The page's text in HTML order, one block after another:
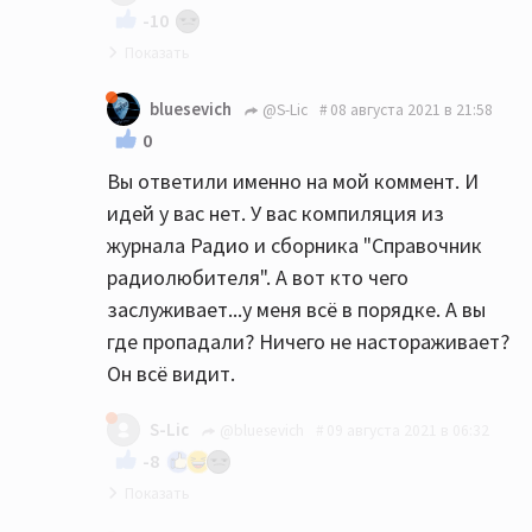
такой маленький кусочек внесет
изготовлен диффузор в динамики,так и
материал радиодеталей вносит свои
нюансы и меняет звуковую фактуру.
-10
Я писал не вам и вы не списывайте мои
идеи.Я всегда пишу чушь,кто ее
заслуживает.
bluesevich @S-Lic 08 августа 2021 в 21:58
0
Вы ответили именно на мой коммент. И
идей у вас нет. У вас компиляция из
журнала Радио и сборника "Справочник
радиолюбителя". А вот кто чего
заслуживает...у меня всё в порядке. А вы
где пропадали? Ничего не настораживает?
Он всё видит.
S-Lic
-8